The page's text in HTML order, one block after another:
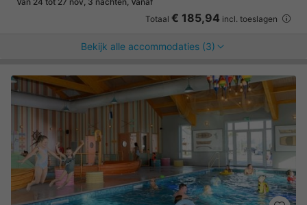
Totaal € 185,94 incl. toeslagen
Bekijk alle accommodaties (3)